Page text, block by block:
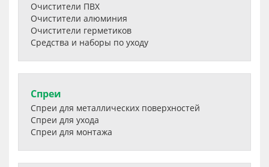
Очистители ПВХ
Очистители алюминия
Очистители герметиков
Средства и наборы по уходу
Спреи
Спреи для металлических поверхностей
Спреи для ухода
Спреи для монтажа